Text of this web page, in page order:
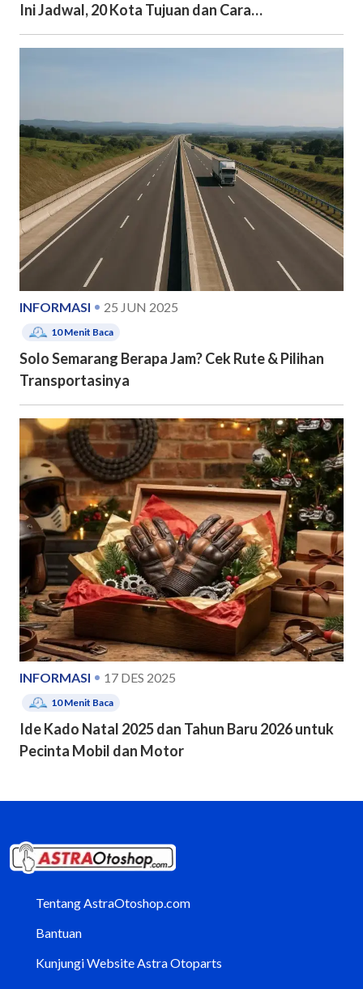
Ini Jadwal, 20 Kota Tujuan dan Cara
Pendaftarannya
INFORMASI 25 JUN 2025
10Menit Baca
Solo Semarang Berapa Jam? Cek Rute & Pilihan
Transportasinya
INFORMASI 17 DES 2025
10Menit Baca
Ide Kado Natal 2025 dan Tahun Baru 2026 untuk
Pecinta Mobil dan Motor
Tentang AstraOtoshop.com
Bantuan
Kunjungi Website Astra Otoparts